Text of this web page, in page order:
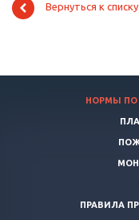
Вернуться к списку
НОРМЫ ПО
ПРАВИЛА